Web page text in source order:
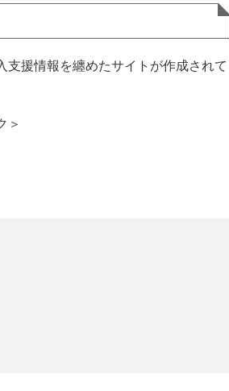
援情報を纏めたサイトが作成されて
＞